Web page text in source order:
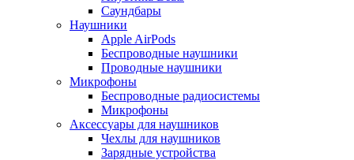
Саундбары
Наушники
Apple AirPods
Беспроводные наушники
Проводные наушники
Микрофоны
Беспроводные радиосистемы
Микрофоны
Аксессуары для наушников
Чехлы для наушников
Зарядные устройства